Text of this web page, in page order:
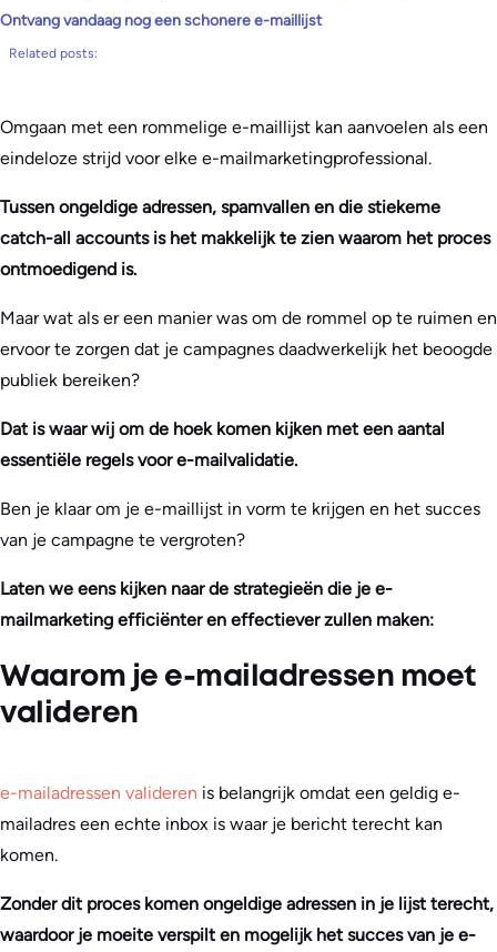
Ontvang vandaag nog een schonere e-maillijst
Related posts:
Omgaan met een rommelige e-maillijst kan aanvoelen als een
eindeloze strijd voor elke e-mailmarketingprofessional.
Tussen ongeldige adressen, spamvallen en die stiekeme
catch-all accounts is het makkelijk te zien waarom het proces
ontmoedigend is.
Maar wat als er een manier was om de rommel op te ruimen en
ervoor te zorgen dat je campagnes daadwerkelijk het beoogde
publiek bereiken?
Dat is waar wij om de hoek komen kijken met een aantal
essentiële regels voor e-mailvalidatie.
Ben je klaar om je e-maillijst in vorm te krijgen en het succes
van je campagne te vergroten?
Laten we eens kijken naar de strategieën die je e-
mailmarketing efficiënter en effectiever zullen maken:
Waarom je e-mailadressen moet
valideren
e-mailadressen valideren is belangrijk omdat een geldig e-
mailadres een echte inbox is waar je bericht terecht kan
komen.
Zonder dit proces komen ongeldige adressen in je lijst terecht,
waardoor je moeite verspilt en mogelijk het succes van je e-